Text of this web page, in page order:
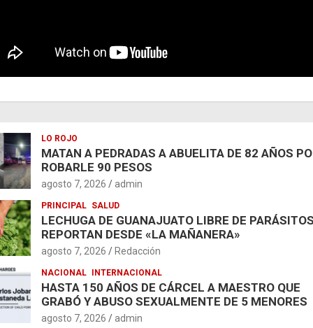
LO ROJO
MATAN A PEDRADAS A ABUELITA DE 82 AÑOS
ROBARLE 90 PESOS
agosto 7, 2026 admin
PRINCIPAL SALUD
LECHUGA DE GUANAJUATO LIBRE DE
REPORTAN DESDE «LA MAÑANERA»
agosto 7, 2026 Redacción
NACIONAL INTERNACIONAL
HASTA 150 AÑOS DE CÁRCEL A MAESTRO QUE
GRABÓ Y ABUSO SEXUALMENTE DE 5 MENORES
agosto 7, 2026 admin